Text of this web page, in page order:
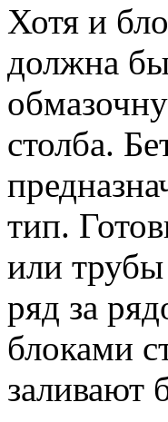
Хотя и
должна
столба.
тип.
или
ряд за
блоками
заливают